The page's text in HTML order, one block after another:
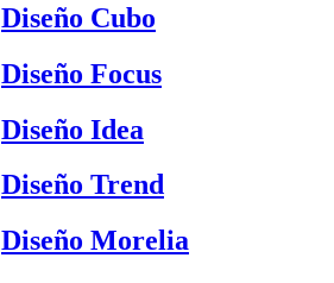
Diseño Cubo
Diseño Focus
Diseño Idea
Diseño Trend
Diseño Morelia